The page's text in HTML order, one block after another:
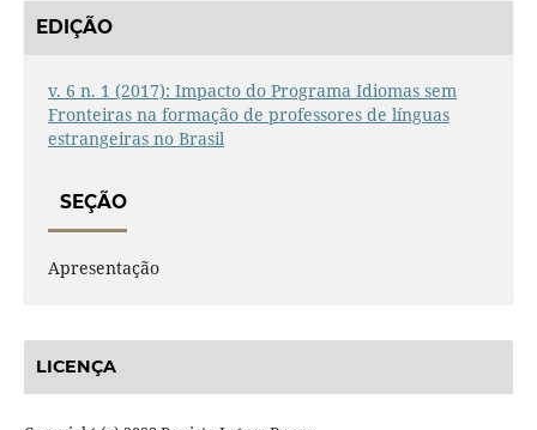
EDIÇÃO
v. 6 n. 1 (2017): Impacto do Programa Idiomas sem
Fronteiras na formação de professores de línguas
estrangeiras no Brasil
SEÇÃO
Apresentação
LICENÇA